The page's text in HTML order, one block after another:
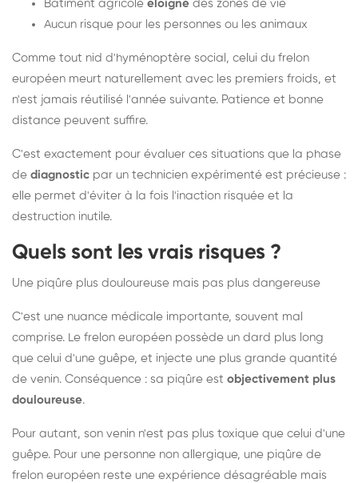
Bâtiment agricole éloigné des zones de vie
Aucun risque pour les personnes ou les animaux
Comme tout nid d'hyménoptère social, celui du frelon
européen meurt naturellement avec les premiers froids, et
n'est jamais réutilisé l'année suivante. Patience et bonne
distance peuvent suffire.
C'est exactement pour évaluer ces situations que la phase
de diagnostic par un technicien expérimenté est précieuse :
elle permet d'éviter à la fois l'inaction risquée et la
destruction inutile.
Quels sont les vrais risques ?
Une piqûre plus douloureuse mais pas plus dangereuse
C'est une nuance médicale importante, souvent mal
comprise. Le frelon européen possède un dard plus long
que celui d'une guêpe, et injecte une plus grande quantité
de venin. Conséquence : sa piqûre est objectivement plus
douloureuse.
Pour autant, son venin n'est pas plus toxique que celui d'une
guêpe. Pour une personne non allergique, une piqûre de
frelon européen reste une expérience désagréable mais